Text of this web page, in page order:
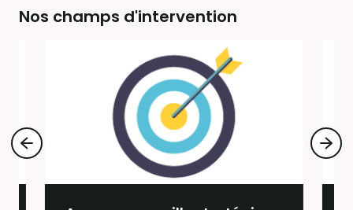
Nos champs d'intervention